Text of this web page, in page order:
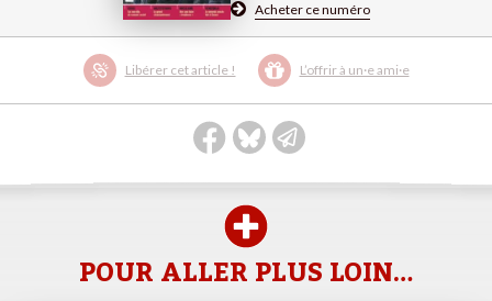
Acheter ce numéro
Libérer cet article ! L’offrir à un·e ami·e
POUR ALLER PLUS LOIN…